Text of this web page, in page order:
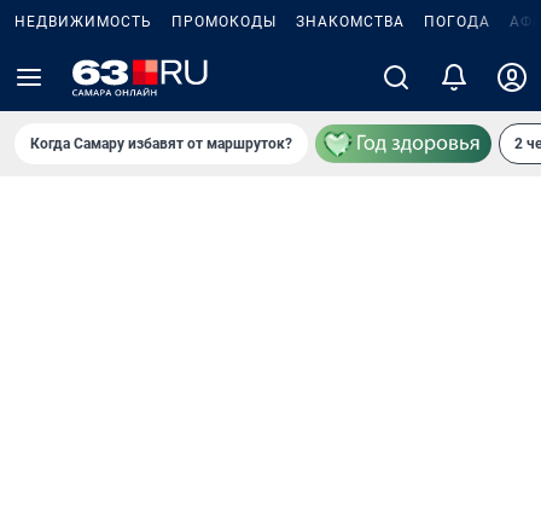
НЕДВИЖИМОСТЬ ПРОМОКОДЫ ЗНАКОМСТВА ПОГОДА
Когда Самару избавят от маршруток? 2